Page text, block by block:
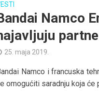
Namco
25. maja 2019.
Namco i francuska
omogućiti saradnju koja će